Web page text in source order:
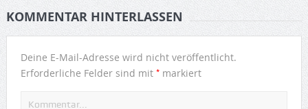
KOMMENTAR HINTERLASSEN
Deine E-Mail-Adresse wird nicht veröffentlicht.
Erforderliche Felder sind mit *markiert